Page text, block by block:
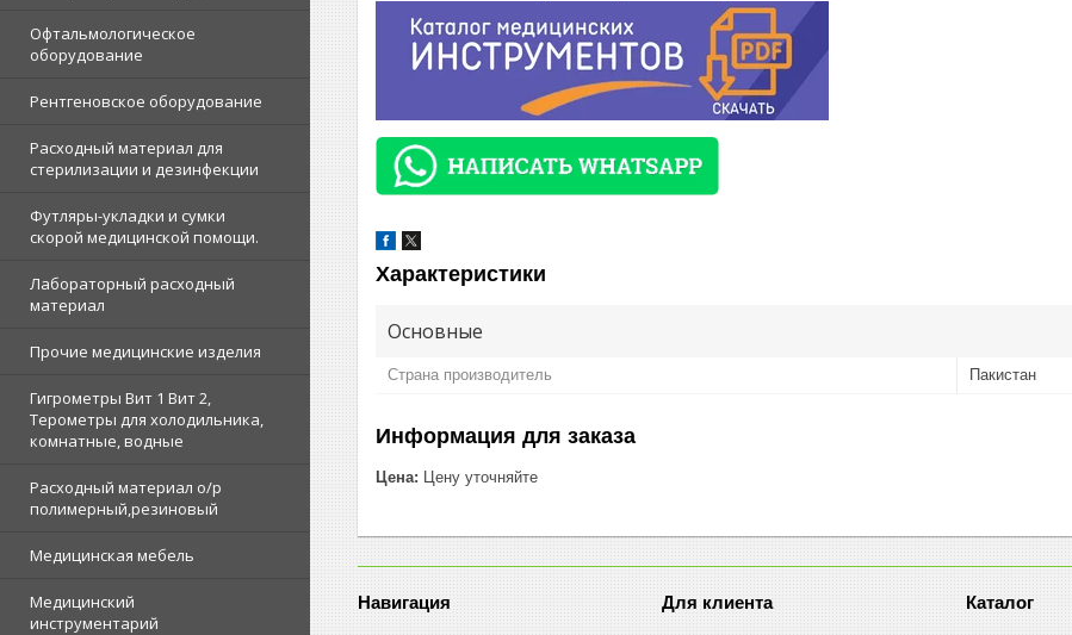
Офтальмологическое
оборудование
Рентгеновское оборудование
Расходный материал для
стерилизации и дезинфекции
Футляры-укладки и сумки
скорой медицинской помощи.
Лабораторный расходный
материал
Прочие медицинские изделия
Гигрометры Вит 1 Вит 2,
Терометры для холодильника,
комнатные, водные
Расходный материал о/р
полимерный,резиновый
Медицинская мебель
Медицинский
инструментарий
Характеристики
Основные
Страна производитель Пакистан
Информация для заказа
Цена: Цену уточняйте
Навигация Для клиента Каталог